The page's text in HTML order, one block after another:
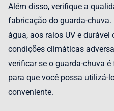
Além disso, verifique a
fabricação do guarda-chuva.
água, aos raios UV e
condições climáticas
verificar se o guarda-chuva
para que você possa utilizá-
conveniente.